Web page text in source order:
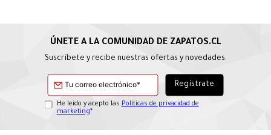
Suscríbete y recibe nuestras ofertas y novedades.
He leído y acepto las Políticas de privacidad de
marketing*